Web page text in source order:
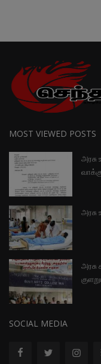
MOST VIEWED POSTS
அரசு
அரசு
SOCIAL MEDIA